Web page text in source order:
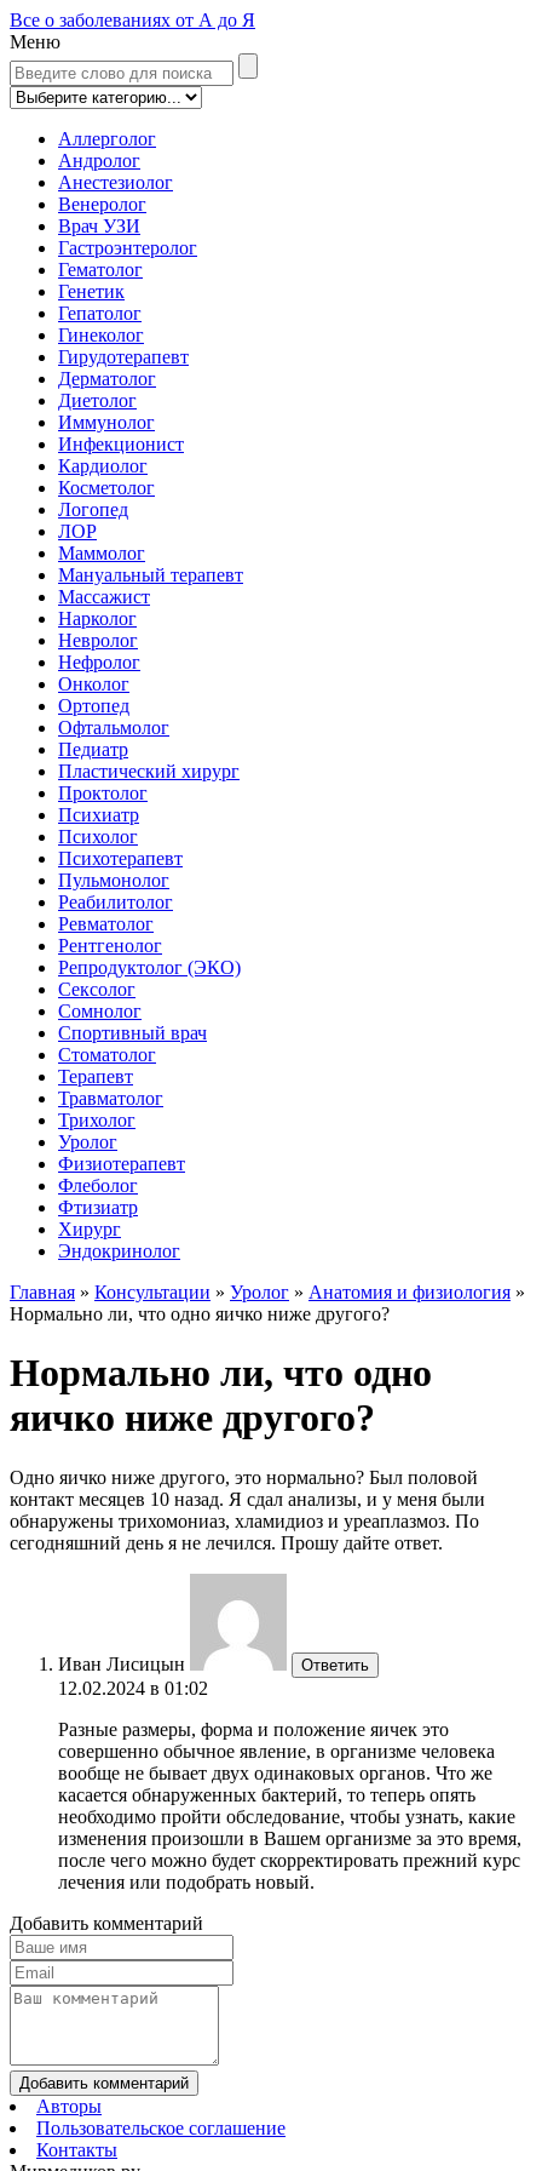
Все о заболеваниях от А до Я
Меню
Аллерголог
Андролог
Анестезиолог
Венеролог
Врач УЗИ
Гастроэнтеролог
Гематолог
Генетик
Гепатолог
Гинеколог
Гирудотерапевт
Дерматолог
Диетолог
Иммунолог
Инфекционист
Кардиолог
Косметолог
Логопед
ЛОР
Маммолог
Мануальный терапевт
Массажист
Нарколог
Невролог
Нефролог
Онколог
Ортопед
Офтальмолог
Педиатр
Пластический хирург
Проктолог
Психиатр
Психолог
Психотерапевт
Пульмонолог
Реабилитолог
Ревматолог
Рентгенолог
Репродуктолог (ЭКО)
Сексолог
Сомнолог
Спортивный врач
Стоматолог
Терапевт
Травматолог
Трихолог
Уролог
Физиотерапевт
Флеболог
Фтизиатр
Хирург
Эндокринолог
Главная » Консультации » Уролог » Анатомия и физиология »
Нормально ли, что одно яичко ниже другого?
Нормально ли, что одно
яичко ниже другого?
Одно яичко ниже другого, это нормально? Был половой
контакт месяцев 10 назад. Я сдал анализы, и у меня были
обнаружены трихомониаз, хламидиоз и уреаплазмоз. По
сегодняшний день я не лечился. Прошу дайте ответ.
Иван Лисицын Ответить
12.02.2024 в 01:02
Разные размеры, форма и положение яичек это
совершенно обычное явление, в организме человека
вообще не бывает двух одинаковых органов. Что же
касается обнаруженных бактерий, то теперь опять
необходимо пройти обследование, чтобы узнать, какие
изменения произошли в Вашем организме за это время,
после чего можно будет скорректировать прежний курс
лечения или подобрать новый.
Добавить комментарий
Добавить комментарий
Авторы
Пользовательское соглашение
Контакты